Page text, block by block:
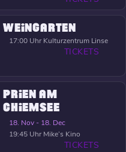
WEINGARTEN
17:00 Uhr Kulturzentrum Linse
TICKETS
PRIEN AM
CHIEMSEE
18. Nov - 18. Dec
19:45 Uhr Mike’s Kino
TICKETS